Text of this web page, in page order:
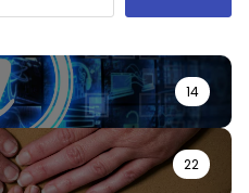
14
22